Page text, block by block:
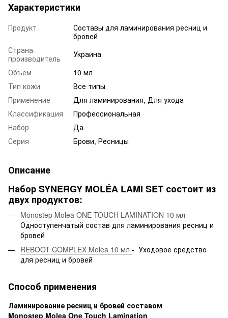
Характеристики
Продукт
Составы для ламинирования ресниц и
бровей
Страна-
производитель
Украина
Объем
10 мл
Тип кожи
Все типы
Применение
Для ламинирования, Для ухода
Классификация
Профессиональная
Набор
Да
Серия
Брови, Ресницы
Описание
Набор SYNERGY MOLÉA LAMI SET состоит из
двух продуктов:
Monostep Molea ONE TOUCH LAMINATION 10 мл -
Одноступенчатый состав для ламинирования ресниц и
бровей
REBOOT COMPLEX Molea 10 мл - Уходовое средство
для ресниц и бровей
Способ применения
Ламинирование ресниц и бровей составом
Monostep Molea One Touch Lamination